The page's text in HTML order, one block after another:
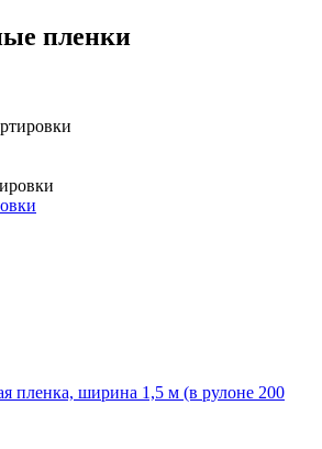
пленки
пленка, ширина 1,5 м (в рулоне 200